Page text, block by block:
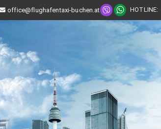
office@flughafentaxi-buchen.at HOTLINE: